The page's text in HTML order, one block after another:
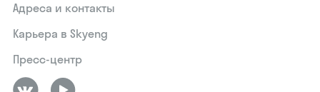
Адреса и контакты
Карьера в Skyeng
Пресс-центр